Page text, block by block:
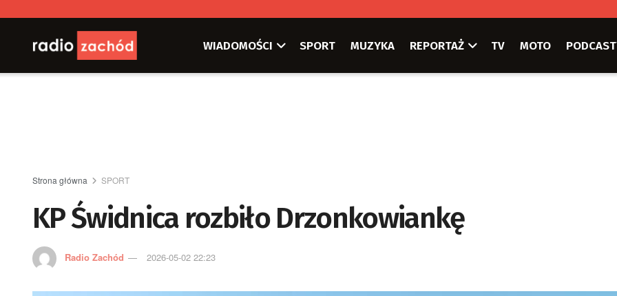
WIADOMOŚCI SPORT MUZYKA REPORTAŻ TV MOTO
Strona główna SPORT
KP Świdnica rozbiło Drzonkowiankę
Radio Zachód 2026-05-02 22:23